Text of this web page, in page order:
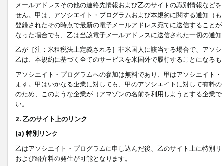
メールアドレスその他の連絡先情報および乙のサイトの識別情報など
せん。甲は、アソシエイト・プログラムおよび本規約に関する通知（
登録されたその時点で最新の電子メールアドレス宛てに送信すること
なった場合でも、乙は当該電子メールアドレスに送信された一切の通
乙が［注：米租税法上定義される］非米国人に該当する場合で、アソ
乙は、本規約に基づく全てのサービスを米国外で履行することになる
アソシエイト・プログラムへの参加は無料であり、甲はアソシエイト
ます。甲はいかなる企業に対しても、甲のアソシエイトに対して有料
のため、このような企業が（アマゾンの名前を利用しようとする企業
い。
2. 乙のサイト上のリンク
(a) 特別リンク
乙はアソシエイト・プログラムに申し込んだ後、乙のサイト上に特別
および紹介料の発生が可能となります。